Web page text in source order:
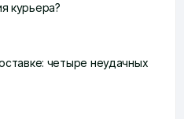
курьера?
четыре неудачных